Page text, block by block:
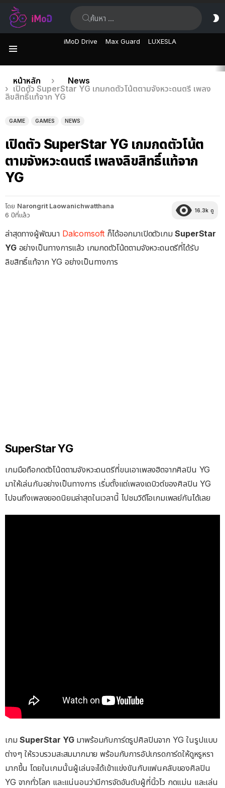
iMoD Drive Max Guard LUXESLA
เรื่อง
ล่าสุด
คุณอยู่ที่นี่:
หน้าหลัก
News
เปิดตัว SuperStar YG เกมกดตัวโน้ตตามจังหวะดนตรี เพลง
ลิขสิทธิ์แท้จาก YG
GAME GAMES NEWS
เปิดตัว SuperStar YG เกมกดตัวโน้ต
ตามจังหวะดนตรี เพลงลิขสิทธิ์แท้จาก
YG
โดย Narongrit Laowanichwatthana
6 ปีที่แล้ว
16.3k ดู
ล่าสุดทางผู้พัฒนา Dalcomsoft ก็ได้ออกมาเปิดตัวเกมSuperStar
YGอย่างเป็นทางการแล้ว เกมกดตัวโน้ตตามจังหวะดนตรีที่ได้รับ
ลิขสิทธิ์แท้จาก YG อย่างเป็นทางการ
SuperStar YG
เกมมือถือกดตัวโน้ตตามจังหวะดนตรีที่ขนเอาเพลงฮิตจากศิลปิน YG
มาให้เล่นกันอย่างเป็นทางการ เริ่มตั้งแต่เพลงเดบิวต์ของศิลปิน YG
ไปจนถึงเพลงยอดนิยมล่าสุดในเวลานี้ ไปชมวิดีโอเกมเพลย์กันได้เลย
เกมSuperStar YGมาพร้อมกับการ์ดรูปศิลปินจาก YG ในรูปแบบ
ต่างๆ ให้รวบรวมสะสมมากมาย พร้อมกับการอัปเกรดการ์ดให้ดูหรูหรา
มากขึ้น โดยในเกมนั้นผู้เล่นจะได้เข้าแข่งขันกับแฟนคลับของศิลปิน
YG จากทั่วโลก และแน่นอนว่ามีการจัดอันดับผู้ที่นิ้วไว กดแม่น และเล่น